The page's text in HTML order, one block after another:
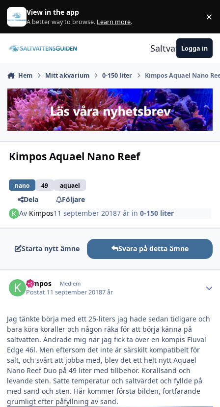
Gå till innehåll
View in the app
A better way to browse. Learn more. ×
Logga in
Hem Mitt akvarium 0-150 liter Kimpos Aquael Nano
Kimpos Aquael Nano Reef
nano 49 aquael
Dela
Följare
Av Kimpos11 september 20187 år in0-150 liter
Starta nytt ämne Svara på detta ämne
Kimpos Medlem
Postat 11 september 20187 år
Jag tänkte börja med ett 25-liters jag hade sedan tidigare och
bara köra koraller och någon räka för att börja känna på
saltvatten. Ändrade mig när jag fick ta över en kompis Fluval
Edge 46l. Men eftersom det inte är särskilt kompatibelt för
salt, och svårt att jobba med, blev det ett helt nytt Aquael
Nano Reef Duo på 49 liter med tillbehör. Korallsand och
levande sten. Satte temperatur och saltvärdet och fyllde på
med sand och sten. Här kommer första bilden, fortfarande
grumligt efter påfyllning av sand.